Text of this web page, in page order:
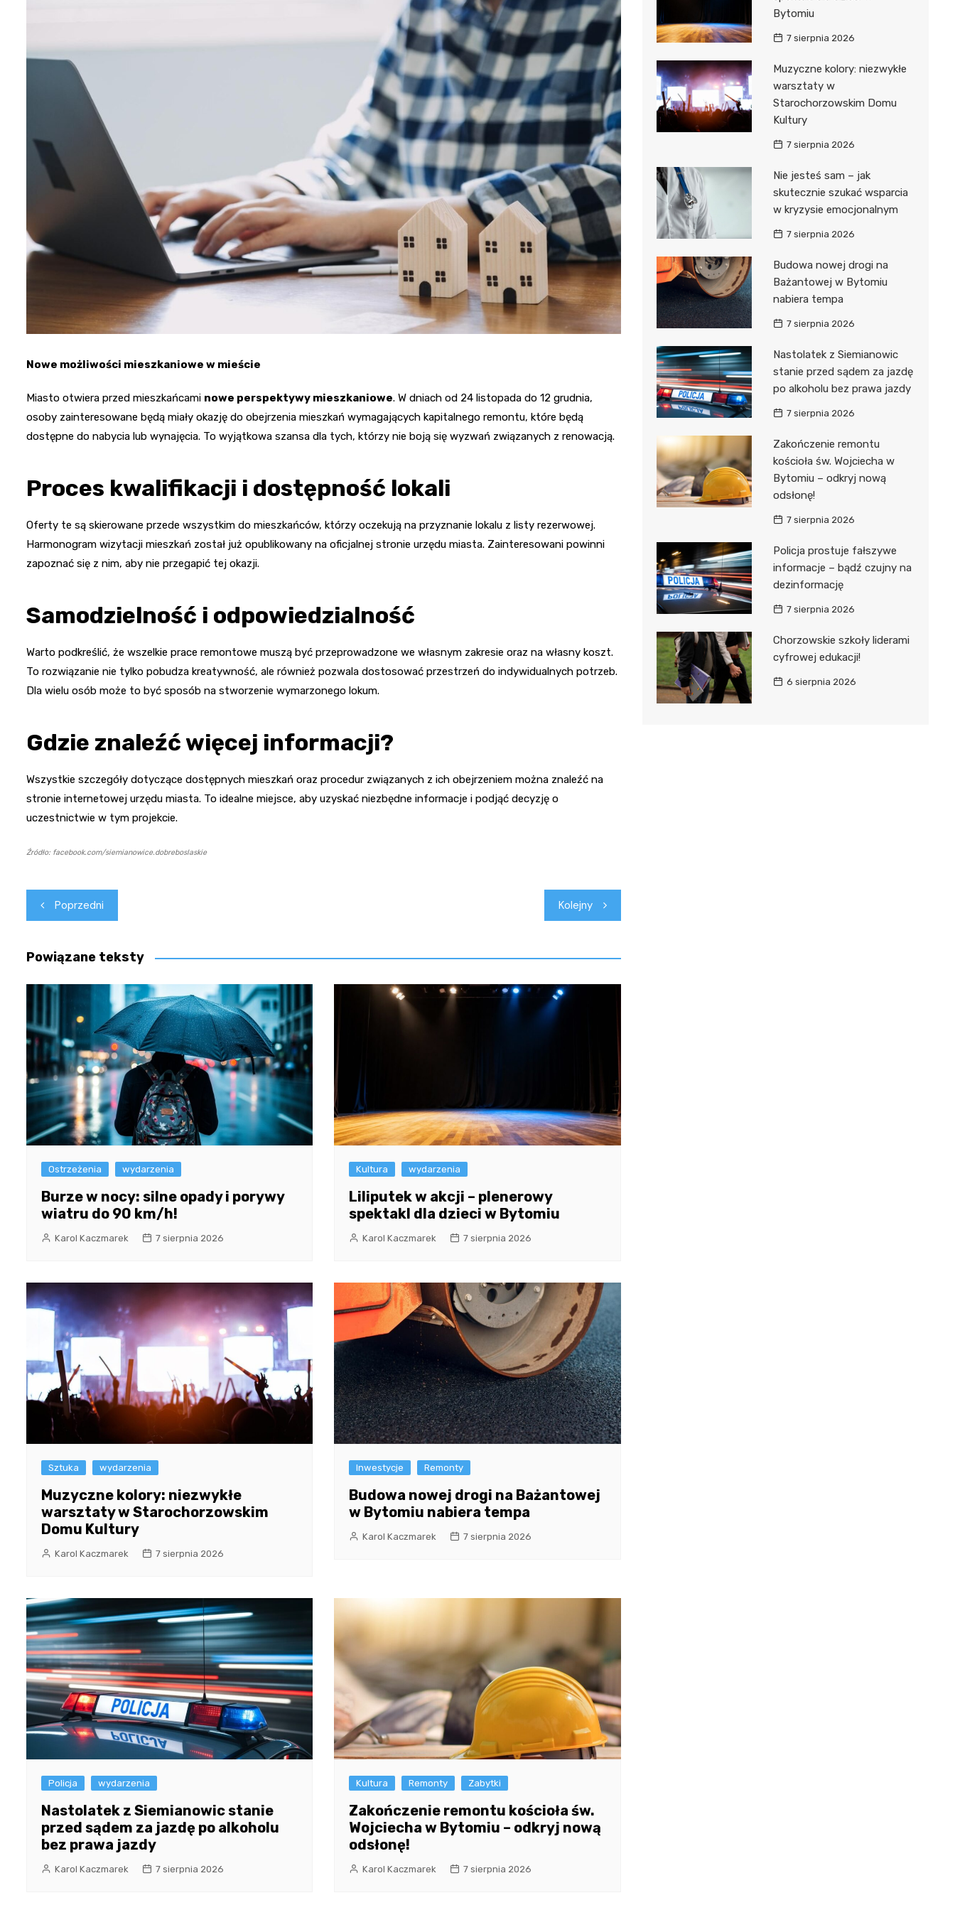
Fryzjer
Poczta
Kino
Nowe możliwości mieszkaniowe w mieście
Miasto otwiera przed mieszkańcami nowe perspektywy mieszkaniowe. W dniach od 24 listopada do 12 grudnia,
osoby zainteresowane będą miały okazję do obejrzenia mieszkań wymagających kapitalnego remontu, które będą
dostępne do nabycia lub wynajęcia. To wyjątkowa szansa dla tych, którzy nie boją się wyzwań związanych z renowacją.
Proces kwalifikacji i dostępność lokali
Oferty te są skierowane przede wszystkim do mieszkańców, którzy oczekują na przyznanie lokalu z listy rezerwowej.
Harmonogram wizytacji mieszkań został już opublikowany na oficjalnej stronie urzędu miasta. Zainteresowani powinni
zapoznać się z nim, aby nie przegapić tej okazji.
Samodzielność i odpowiedzialność
Warto podkreślić, że wszelkie prace remontowe muszą być przeprowadzone we własnym zakresie oraz na własny koszt.
To rozwiązanie nie tylko pobudza kreatywność, ale również pozwala dostosować przestrzeń do indywidualnych potrzeb.
Dla wielu osób może to być sposób na stworzenie wymarzonego lokum.
Gdzie znaleźć więcej informacji?
Wszystkie szczegóły dotyczące dostępnych mieszkań oraz procedur związanych z ich obejrzeniem można znaleźć na
stronie internetowej urzędu miasta. To idealne miejsce, aby uzyskać niezbędne informacje i podjąć decyzję o
uczestnictwie w tym projekcie.
Źródło: facebook.com/siemianowice.dobreboslaskie
Nawigacja
wpisu
Poprzedni Kolejny
Powiązane teksty
Ostrzeżenia wydarzenia
Burze w nocy: silne opady i porywy
wiatru do 90 km/h!
Karol Kaczmarek 7 sierpnia 2026
Kultura wydarzenia
Liliputek w akcji – plenerowy
spektakl dla dzieci w Bytomiu
Karol Kaczmarek 7 sierpnia 2026
Sztuka wydarzenia
Muzyczne kolory: niezwykłe
warsztaty w Starochorzowskim
Domu Kultury
Karol Kaczmarek 7 sierpnia 2026
Inwestycje Remonty
Budowa nowej drogi na Bażantowej
w Bytomiu nabiera tempa
Karol Kaczmarek 7 sierpnia 2026
Policja wydarzenia
Nastolatek z Siemianowic stanie
przed sądem za jazdę po alkoholu
bez prawa jazdy
Karol Kaczmarek 7 sierpnia 2026
Kultura Remonty Zabytki
Zakończenie remontu kościoła św.
Wojciecha w Bytomiu – odkryj nową
odsłonę!
Karol Kaczmarek 7 sierpnia 2026
Bytomiu
7 sierpnia 2026
Muzyczne kolory: niezwykłe
warsztaty w
Starochorzowskim Domu
Kultury
7 sierpnia 2026
Nie jesteś sam – jak
skutecznie szukać wsparcia
w kryzysie emocjonalnym
7 sierpnia 2026
Budowa nowej drogi na
Bażantowej w Bytomiu
nabiera tempa
7 sierpnia 2026
Nastolatek z Siemianowic
stanie przed sądem za jazdę
po alkoholu bez prawa jazdy
7 sierpnia 2026
Zakończenie remontu
kościoła św. Wojciecha w
Bytomiu – odkryj nową
odsłonę!
7 sierpnia 2026
Policja prostuje fałszywe
informacje – bądź czujny na
dezinformację
7 sierpnia 2026
Chorzowskie szkoły liderami
cyfrowej edukacji!
6 sierpnia 2026